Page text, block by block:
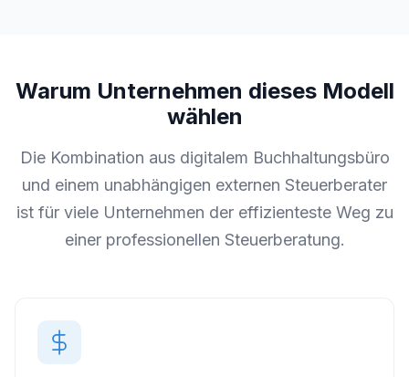
Warum Unternehmen dieses Modell
wählen
Die Kombination aus digitalem Buchhaltungsbüro
und einem unabhängigen externen Steuerberater
ist für viele Unternehmen der effizienteste Weg zu
einer professionellen Steuerberatung.